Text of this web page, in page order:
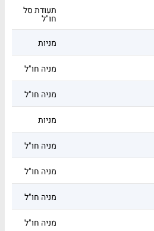
תעודת סל
חו"ל
מניות
מניה חו"ל
מניה חו"ל
מניות
מניה חו"ל
מניה חו"ל
מניה חו"ל
מניה חו"ל